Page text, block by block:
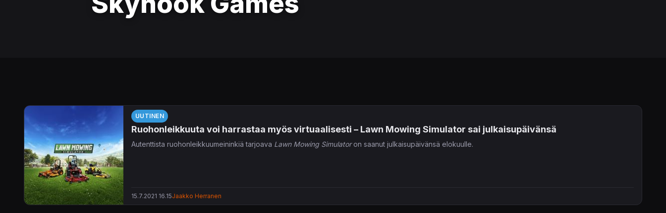
UUTINEN
Ruohonleikkuuta voi harrastaa myös virtuaalisesti – Lawn Mowing Simulator sai julkaisupäivänsä
Autenttista ruohonleikkuumeininkiä tarjoava Lawn Mowing Simulatoron saanut julkaisupäivänsä elokuulle.
15.7.2021 16.15Jaakko Herranen